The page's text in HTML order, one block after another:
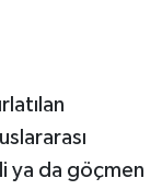
ya da göçmen